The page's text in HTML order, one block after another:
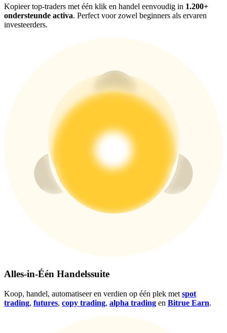
BTC New User Exclusive: 6.5% APR
Meer evenementen
Win prijzen en exclusieve beloningen
Aanmelden
Log inAanmelden
Kopieer top-traders met één klik en handel eenvoudig in 1.200+
ondersteunde activa. Perfect voor zowel beginners als ervaren
investeerders.
Alles-in-Één Handelssuite
Koop, handel, automatiseer en verdien op één plek met spot
trading, futures, copy trading, alpha trading en Bitrue Earn.